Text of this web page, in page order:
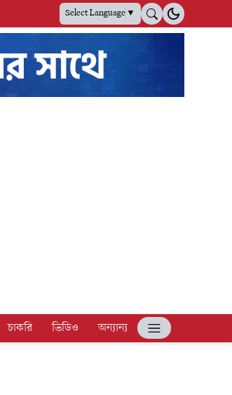
Select Language▼
চাকরি ভিডিও
অন্যান্য